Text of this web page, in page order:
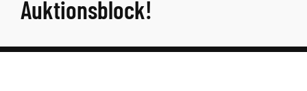
Auktionsblock!